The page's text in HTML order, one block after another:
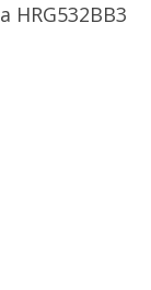
HRG532BB3